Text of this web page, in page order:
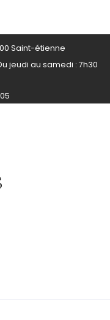
Saint-étienne
jeudi au samedi : 7h30